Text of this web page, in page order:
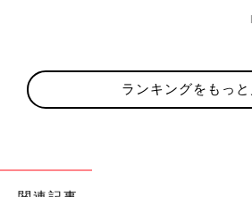
私たちに合う 不妊治療クリニ
設〈PR〉
ランキングをもっと